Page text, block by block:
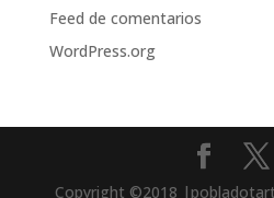
Feed de comentarios
WordPress.org
Copyright ©2018